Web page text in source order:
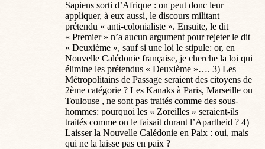
Sapiens sorti d’Afrique : on peut donc leur
appliquer, à eux aussi, le discours militant
prétendu « anti-colonialiste ». Ensuite, le dit
« Premier » n’a aucun argument pour rejeter le dit
« Deuxième », sauf si une loi le stipule: or, en
Nouvelle Calédonie française, je cherche la loi qui
élimine les prétendus « Deuxième »…. 3) Les
Métropolitains de Passage seraient des citoyens de
2ème catégorie ? Les Kanaks à Paris, Marseille ou
Toulouse , ne sont pas traités comme des sous-
hommes: pourquoi les « Zoreilles » seraient-ils
traités comme on le faisait durant l’Apartheid ? 4)
Laisser la Nouvelle Calédonie en Paix : oui, mais
qui ne la laisse pas en paix ?